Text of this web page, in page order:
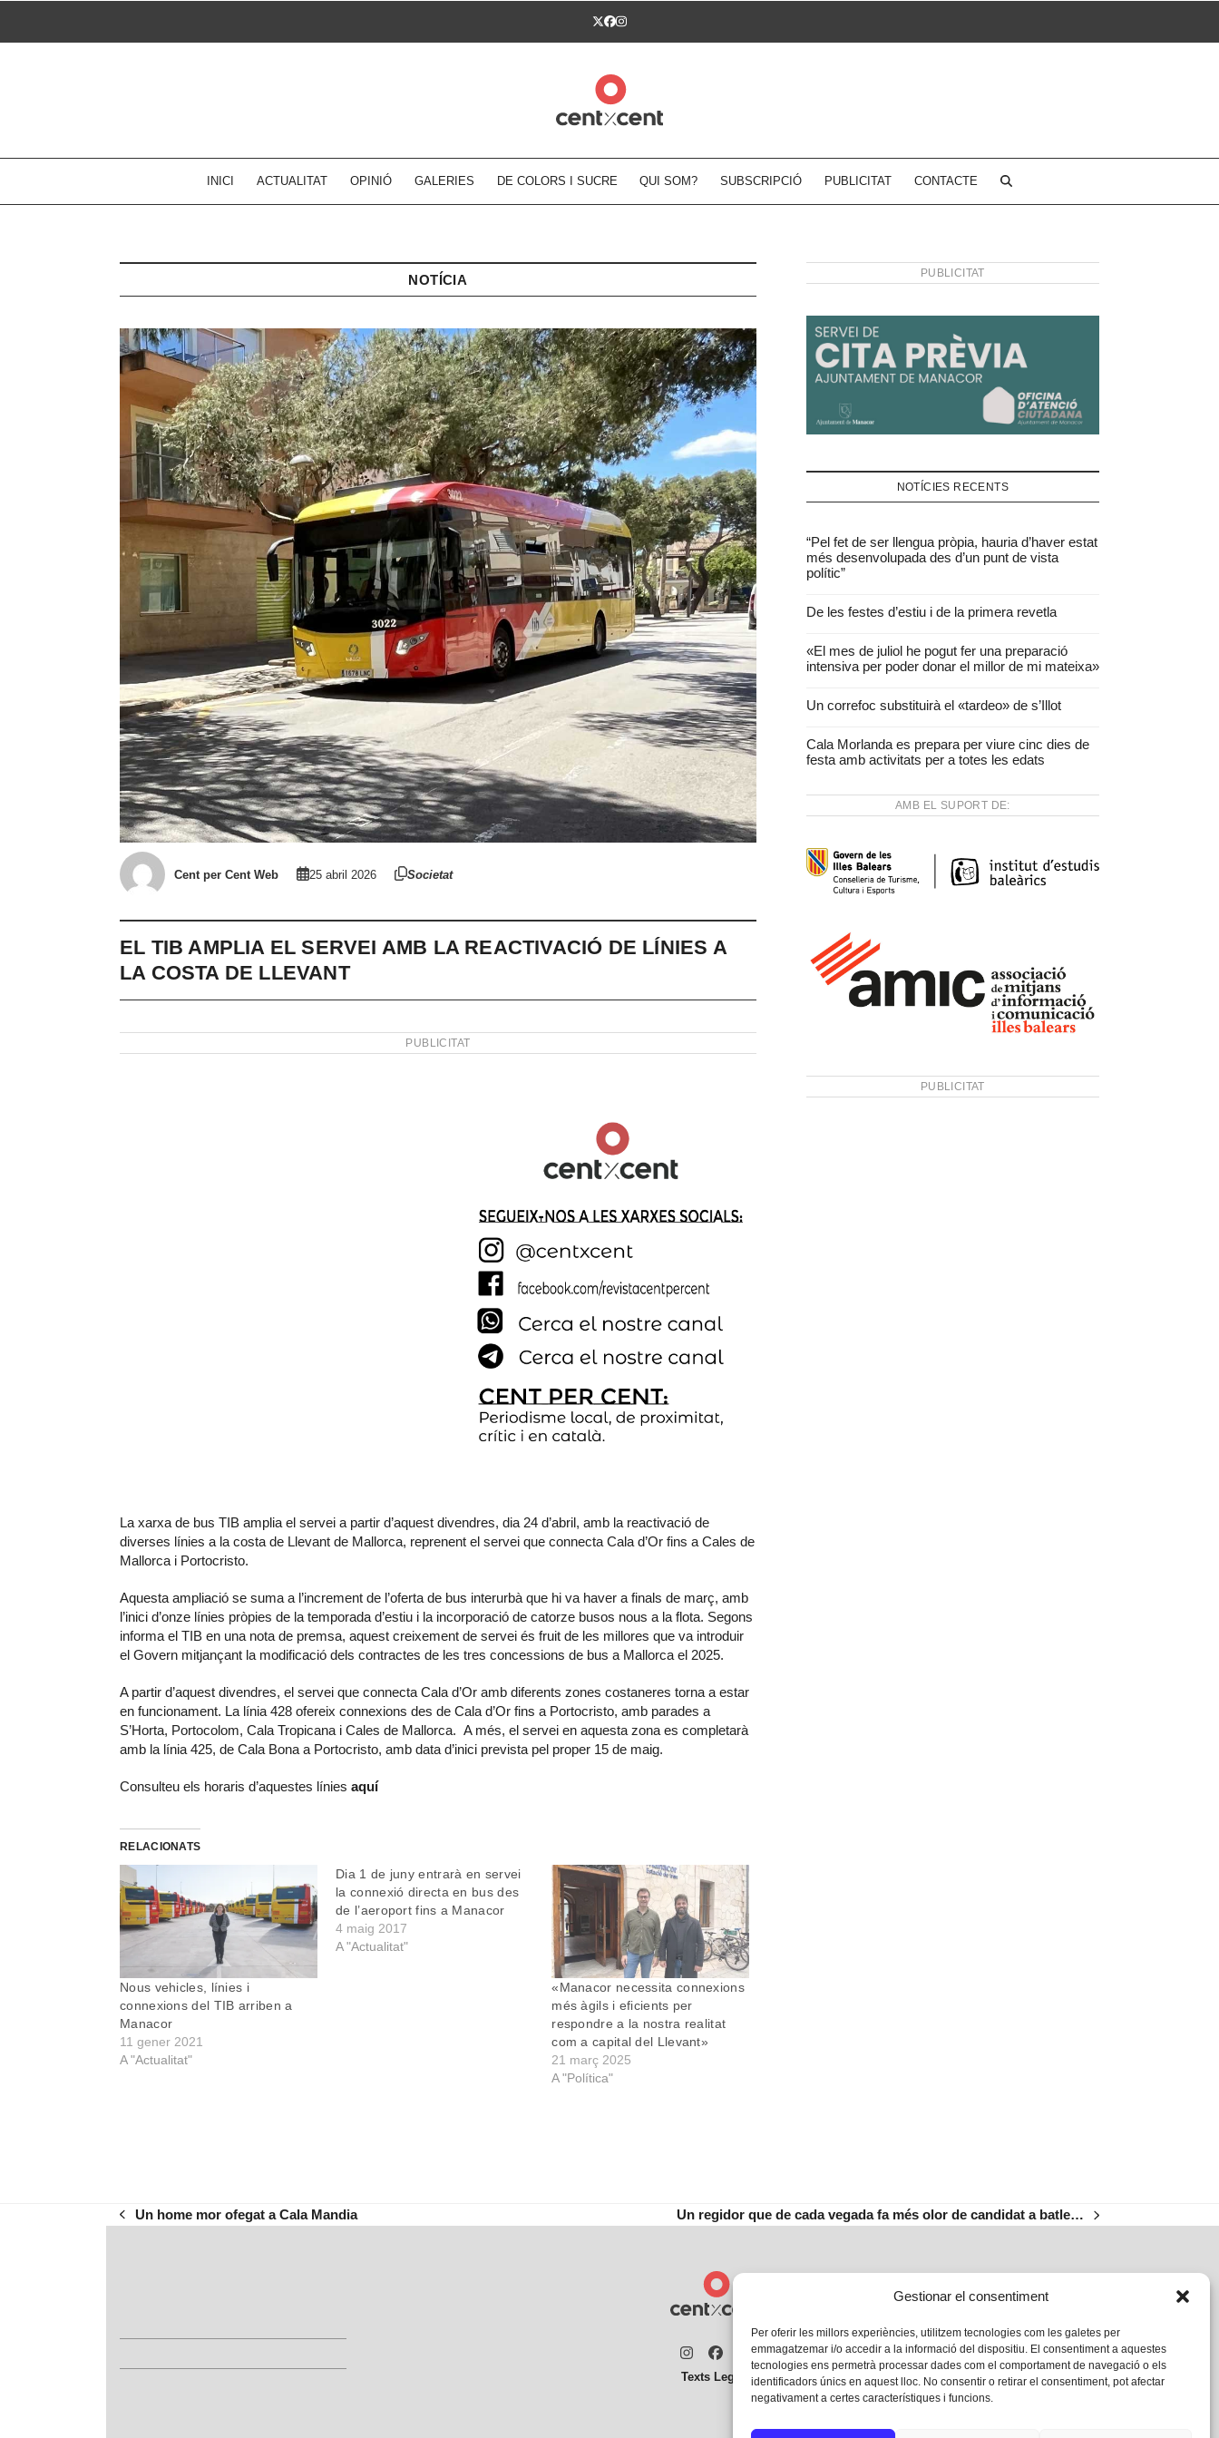
Gestionar el consentiment
Per oferir les millors experiències, utilitzem tecnologies com les galetes per
emmagatzemar i/o accedir a la informació del dispositiu. El consentiment a aquestes
tecnologies ens permetrà processar dades com el comportament de navegació o els
identificadors únics en aquest lloc. No consentir o retirar el consentiment, pot afectar
negativament a certes característiques i funcions.
Twitter
Facebook
Instagram
INICI ACTUALITAT OPINIÓ GALERIES DE COLORS I SUCRE QUI SOM? SUBSCRIPCIÓ PUBLICITAT CONTACTE
NOTÍCIA
Cent per Cent Web 25 abril 2026 Societat
EL TIB AMPLIA EL SERVEI AMB LA REACTIVACIÓ DE LÍNIES A
LA COSTA DE LLEVANT
PUBLICITAT
La xarxa de bus TIB amplia el servei a partir d’aquest divendres, dia 24 d’abril, amb la reactivació de
diverses línies a la costa de Llevant de Mallorca, reprenent el servei que connecta Cala d’Or fins a Cales de
Mallorca i Portocristo.
Aquesta ampliació se suma a l’increment de l’oferta de bus interurbà que hi va haver a finals de març, amb
l’inici d’onze línies pròpies de la temporada d’estiu i la incorporació de catorze busos nous a la flota. Segons
informa el TIB en una nota de premsa, aquest creixement de servei és fruit de les millores que va introduir
el Govern mitjançant la modificació dels contractes de les tres concessions de bus a Mallorca el 2025.
A partir d’aquest divendres, el servei que connecta Cala d’Or amb diferents zones costaneres torna a estar
en funcionament. La línia 428 ofereix connexions des de Cala d’Or fins a Portocristo, amb parades a
S’Horta, Portocolom, Cala Tropicana i Cales de Mallorca. A més, el servei en aquesta zona es completarà
amb la línia 425, de Cala Bona a Portocristo, amb data d’inici prevista pel proper 15 de maig.
Consulteu els horaris d’aquestes línies aquí
RELACIONATS
Nous vehicles, línies i
connexions del TIB arriben a
Manacor
11 gener 2021
A "Actualitat"
Dia 1 de juny entrarà en servei
la connexió directa en bus des
de l’aeroport fins a Manacor
4 maig 2017
A "Actualitat"
«Manacor necessita connexions
més àgils i eficients per
respondre a la nostra realitat
com a capital del Llevant»
21 març 2025
A "Política"
PUBLICITAT
NOTÍCIES RECENTS
“Pel fet de ser llengua pròpia, hauria d’haver estat
més desenvolupada des d’un punt de vista
polític”
De les festes d’estiu i de la primera revetla
«El mes de juliol he pogut fer una preparació
intensiva per poder donar el millor de mi mateixa»
Un correfoc substituirà el «tardeo» de s’Illot
Cala Morlanda es prepara per viure cinc dies de
festa amb activitats per a totes les edats
AMB EL SUPORT DE:
PUBLICITAT
previous
Un home mor ofegat a Cala Mandia
next
Un regidor que de cada vegada fa més olor de candidat a batle…
Instagram
Facebook
Twitter
Texts Legals